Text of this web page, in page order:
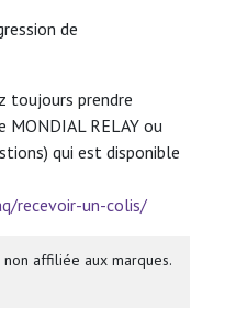
de
toujours prendre
RELAY ou
qui est disponible
recevoir-un-colis/
non affiliée aux marques.